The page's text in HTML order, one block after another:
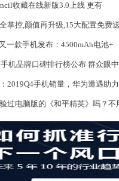
收藏在线新版3.0上线 更有
掌控,颜值再升级,15大配置免费
一款手机发布：4500mAh电池+
机品牌口碑排行榜公布 群众眼
2019Q4手机销量，华为遭遇助
过电脑版的《和平精英》吗？不